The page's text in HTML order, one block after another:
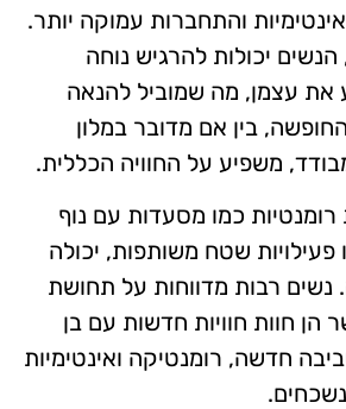
והתחברות עמוקה יותר.
יכולות להרגיש נוחה
את עצמן, מה שמוביל להנאה
בין אם מדובר במלון
משפיע על החוויה הכללית.
כמו מסעדות עם נוף
פעילויות שטח משותפות, יכולה
נשים רבות מדווחות על תחושת
הן חוות חוויות חדשות עם בן
חדשה, רומנטיקה ואינטימיות